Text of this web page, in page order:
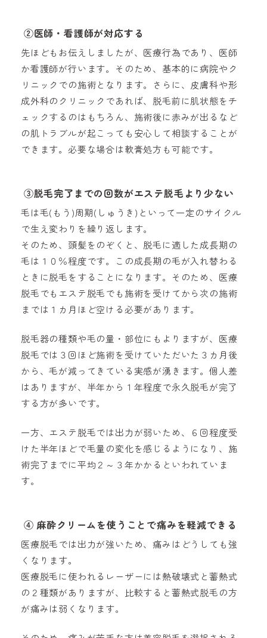
②医師・看護師が対応する
先ほどもお伝えしましたが、医療行為であり、医師
か看護師が行います。そのため、基本的に病院やク
リニックでの施術となります。さらに、皮膚科や形
成外科のクリニックであれば、脱毛前に肌状態をチ
ェックするのはもちろん、施術後に赤みが出るなど
の肌トラブルが起こっても安心して相談することが
できます。必要な場合は軟膏処方も可能です。
③脱毛完了までの回数がエステ脱毛より少ない
毛は毛(もう)周期(しゅうき)といって一定のサイクル
で生え変わりを繰り返します。
そのため、頭髪をのぞくと、脱毛に適した成長期の
毛は１０％程度です。この成長期の毛が入れ替わる
ときに脱毛をすることになります。そのため、医療
脱毛でもエステ脱毛でも施術を受けてから次の施術
までは１カ月ほど空ける必要があります。
脱毛器の種類や毛の量・部位にもよりますが、医療
脱毛では３回ほど施術を受けていただいた３カ月後
から、毛が減ってきている実感が湧きます。個人差
はありますが、半年から１年程度で永久脱毛が完了
する方が多いです。
一方、エステ脱毛では出力が弱いため、６回程度受
けた半年ほどで毛量の変化を感じるようになり、施
術完了までに平均２～３年かかるといわれていま
す。
④ 麻酔クリームを使うことで痛みを軽減できる
医療脱毛では出力が強いため、痛みはどうしても強
くなります。
医療脱毛に使われるレーザーには熱破壊式と蓄熱式
の２種類がありますが、比較すると蓄熱式脱毛の方
が痛みは弱くなります。